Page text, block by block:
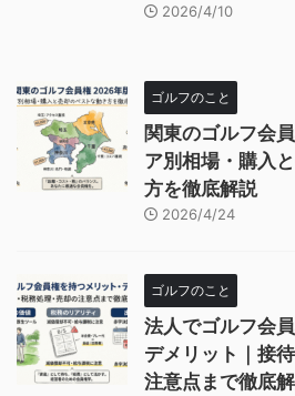
2026/4/10
ゴルフのこと
関東のゴルフ会
ア別相場・購入
方を徹底解説
2026/4/24
ゴルフのこと
法人でゴルフ会
デメリット｜接
注意点まで徹底